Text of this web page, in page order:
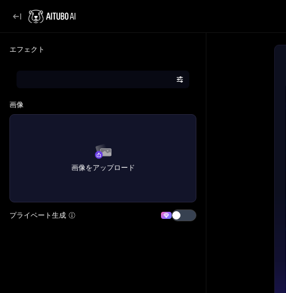
エフェクト
画像
画像をアップロード
プライベート生成